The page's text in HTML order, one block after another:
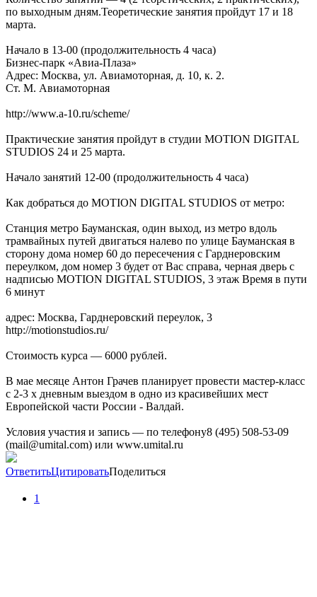
по выходным дням.Теоретические занятия пройдут 17 и 18
марта.
Начало в 13-00 (продолжительность 4 часа)
Бизнес-парк «Авиа-Плаза»
Адрес: Москва, ул. Авиамоторная, д. 10, к. 2.
Ст. М. Авиамоторная
http://www.a-10.ru/scheme/
Практические занятия пройдут в студии MOTION DIGITAL
STUDIOS 24 и 25 марта.
Начало занятий 12-00 (продолжительность 4 часа)
Как добраться до MOTION DIGITAL STUDIOS от метро:
Станция метро Бауманская, один выход, из метро вдоль
трамвайных путей двигаться налево по улице Бауманская в
сторону дома номер 60 до пересечения с Гарднеровским
переулком, дом номер 3 будет от Вас справа, черная дверь с
надписью MOTION DIGITAL STUDIOS, 3 этаж Время в пути
6 минут
адрес: Москва, Гарднеровский переулок, 3
http://motionstudios.ru/
Стоимость курса — 6000 рублей.
В мае месяце Антон Грачев планирует провести мастер-класс
с 2-3 х дневным выездом в одно из красивейших мест
Европейской части России - Валдай.
Условия участия и запись — по телефону8 (495) 508-53-09
(mail@umital.com) или www.umital.ru
ОтветитьЦитироватьПоделиться
1